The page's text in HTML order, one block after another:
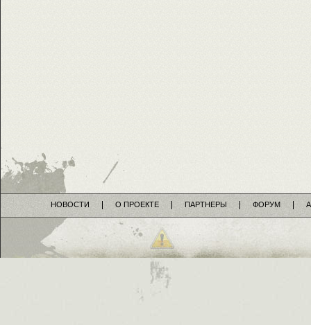
НОВОСТИ О ПРОЕКТЕ ПАРТНЕРЫ ФОРУМ